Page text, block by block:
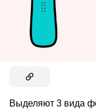
Выделяют 3 вида